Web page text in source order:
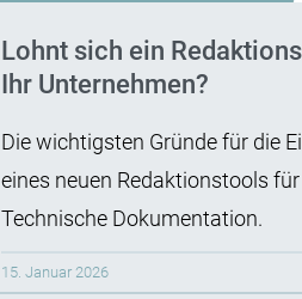
Lohnt sich ein
Ihr Unternehmen?
Die wichtigsten Gründe für die
eines neuen Redaktionstools
Technische Dokumentation.
15. Januar 2026